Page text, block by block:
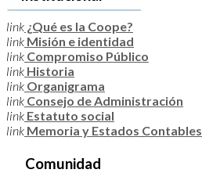
link ¿Qué es la Coope?
link Misión e identidad
link Compromiso Público
link Historia
link Organigrama
link Consejo de Administración
link Estatuto social
link Memoria y Estados Contables
Comunidad